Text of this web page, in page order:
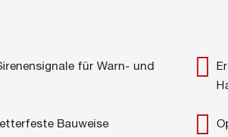
für Warn- und
Bauweise